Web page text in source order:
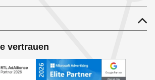
vertrauen